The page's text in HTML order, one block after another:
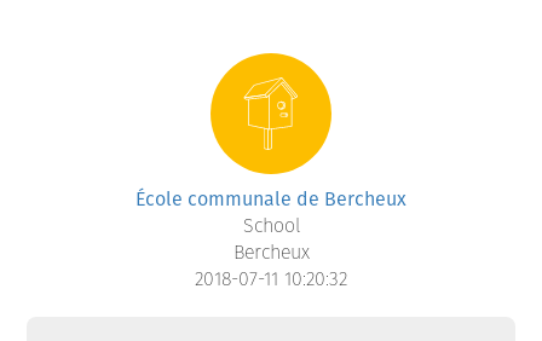
École communale de Bercheux
School
Bercheux
2018-07-11 10:20:32